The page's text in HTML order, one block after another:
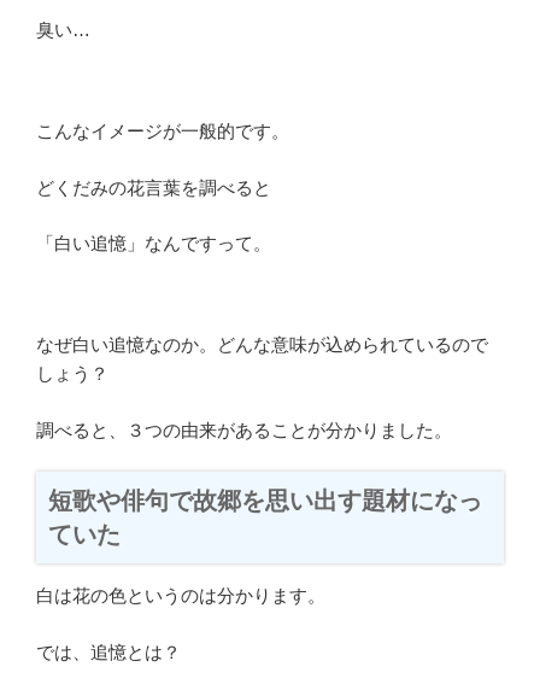
に
の
臭い…
こんなイメージが一般的です。
どくだみの花言葉を調べると
「白い追憶」なんですって。
なぜ白い追憶なのか。どんな意味が込められているので
しょう？
調べると、３つの由来があることが分かりました。
短歌や俳句で故郷を思い出す題材になっ
ていた
白は花の色というのは分かります。
では、追憶とは？